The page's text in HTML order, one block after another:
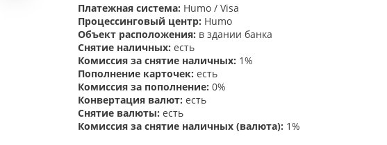
Платежная система: Humo / Visa
Процессинговый центр: Humo
Объект расположения: в здании банка
Снятие наличных: есть
Комиссия за снятие наличных: 1%
Пополнение карточек: есть
Комиссия за пополнение: 0%
Конвертация валют: есть
Снятие валюты: есть
Комиссия за снятие наличных (валюта): 1%